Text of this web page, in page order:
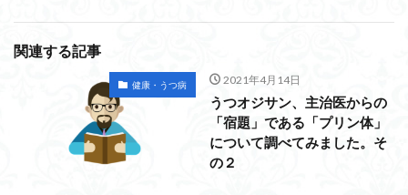
関連する記事
健康・うつ病 2021年4月14日
うつオジサン、主治医からの
「宿題」である「プリン体」
について調べてみました。そ
の２